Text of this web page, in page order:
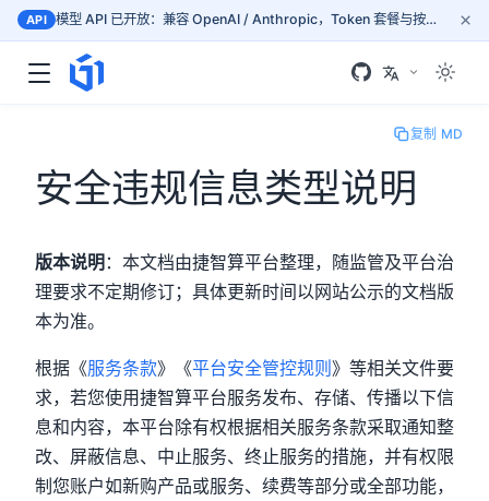
安全违规信息类型说明
版本说明 ：本文档由捷智算平台整理，随监管及平台治
理要求不定期修订；具体更新时间以网站公示的文档版
本为准。
根据《服务条款》《平台安全管控规则 》等相关文件要
求，若您使用捷智算平台服务发布、存储、传播以下信
息和内容，本平台除有权根据相关服务条款采取通知整
改、屏蔽信息、中止服务、终止服务的措施，并有权限
制您账户如新购产品或服务、续费等部分或全部功能，
API 模型 API 已开放：兼容 OpenAI / Anthropic，Token 套餐与按量计费，按文档接入 mass.gogpu.cn ×
复制 MD